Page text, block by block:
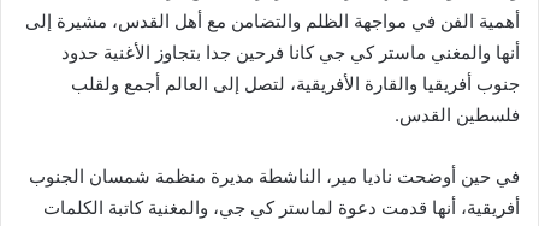
أهمية الفن في مواجهة الظلم والتضامن مع أهل القدس، مشيرة إلى
أنها والمغني ماستر كي جي كانا فرحين جدا بتجاوز الأغنية حدود
جنوب أفريقيا والقارة الأفريقية، لتصل إلى العالم أجمع ولقلب
فلسطين القدس.
في حين أوضحت ناديا مير، الناشطة مديرة منظمة شمسان الجنوب
أفريقية، أنها قدمت دعوة لماستر كي جي، والمغنية كاتبة الكلمات